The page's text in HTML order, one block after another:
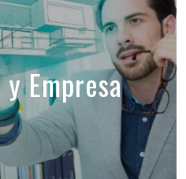
Empresa